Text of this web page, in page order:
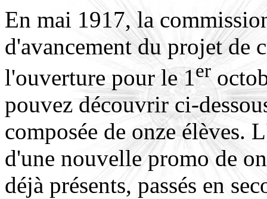
En mai 1917, la
d'avancement du projet de
l'ouverture pour le 1er
pouvez découvrir ci-
composée de onze élèves.
d'une nouvelle promo de
déjà présents, passés en